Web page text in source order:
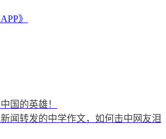
》
国的英雄！
闻转发的中学作文，如何击中网友泪